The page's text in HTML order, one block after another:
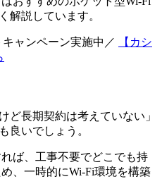
解説しています。
ャンペーン実施中／
【カシ
ど長期契約は考えていない」
良いでしょう。
ば、工事不要でどこでも持
、一時的にWi-Fi環境を構築